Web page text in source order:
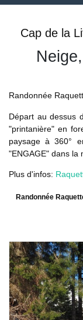
Cap de la
Randonnée
Départ au dessus
"printanière" en
paysage à 360°
"ENGAGE" dans la
Plus d'infos:
Randonnée